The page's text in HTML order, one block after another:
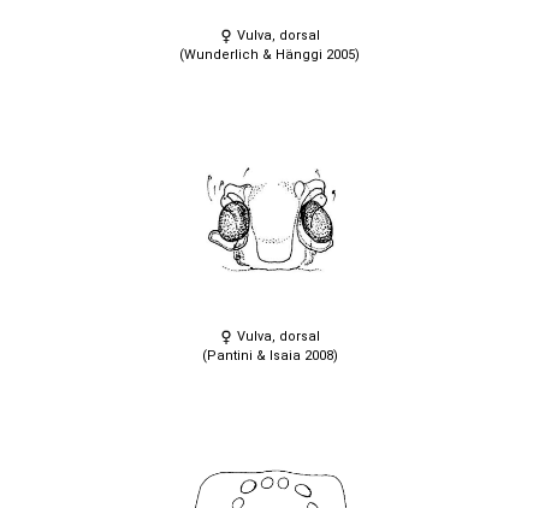
Vulva, dorsal
(Wunderlich & Hänggi 2005)
Vulva, dorsal
(Pantini & Isaia 2008)